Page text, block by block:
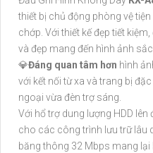
thiết bị chủ động phòng vệ
chớp. Với thiết kế đẹp tiết
và đẹp mang đến hình ảnh
💎Đáng quan tâm hơn hình
với kết nối từ xa và trang bị
ngoại vừa đèn trợ sáng.
Với hổ trợ dung lượng HDD
cho các công trình lưu trữ lâu
băng thông 32 Mbps mang lại